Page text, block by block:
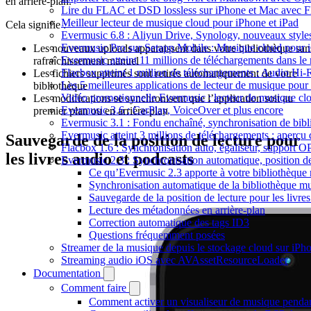
Lire du FLAC et DSD lossless sur iPhone et Mac avec
Meilleur lecteur de musique cloud pour iPhone et iPad
Evermusic 6.8 : Aliyun Drive, Synology, nouveaux
Evermusic Pro sur Setapp Mobile : Musique cloud pour
Evermusic atteint 11 millions de téléchargements dans le
Flacbox atteint 1 million de téléchargements : Audio Hi-
Les 5 meilleures applications de lecteur de musique
Vidéo promotionnelle Evermusic : lecteur de musique
Evermusic 3.6 : CarPlay, VoiceOver et plus encore
Evermusic 3.1 : Fondu enchaîné, synchronisation de
Evermusic atteint 3 millions de téléchargements : aperçu
Flacbox 1.6 : Synchronisation auto, égaliseur, support
Evermusic 2.3 : Synchronisation automatique, position
Ce qu’Evermusic 2.3 apporte à votre bibliothèque
Synchronisation automatique de la bibliothèque
Sauvegarde de la position de lecture pour les
Lecture des métadonnées en arrière-plan
Correction automatique des tags ID3
Questions fréquemment posées
Streamer de la musique depuis le stockage cloud sur
Streaming audio iOS avec AVAssetResourceLoader
Documentation
Comment faire
Comment activer un visualiseur de musique
Cela signifie :
Les nouveaux uploads apparaissent dans votre bibliothèque
rafraîchissement manuel
Les fichiers supprimés sont retirés automatiquement de votre
bibliothèque
Les modifications se synchronisent que l’application soit au
premier plan ou en arrière-plan
Sauvegarde de la position de lecture pour
les livres audio et podcasts